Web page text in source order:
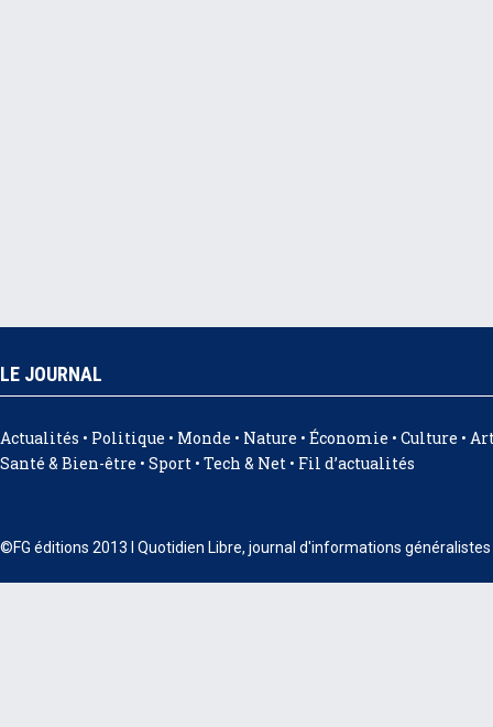
LE JOURNAL
Actualités • Politique • Monde • Nature • Économie • Culture •
Santé & Bien-être • Sport • Tech & Net • Fil d’actualités
©FG éditions 2013 I Quotidien Libre, journal d'informations généralistes